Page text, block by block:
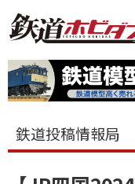
鉄道投稿情報局